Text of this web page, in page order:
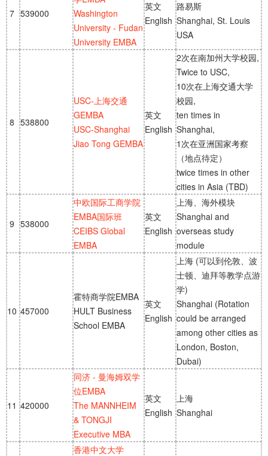
7 539000
Washington
University - Fudan
University EMBA
英文
English
路易斯
Shanghai, St. Louis
USA
8 538800
USC-上海交通
GEMBA
USC-Shanghai
Jiao Tong GEMBA
英文
English
2次在南加州大学校园,
Twice to USC,
10次在上海交通大学
校园,
ten times in
Shanghai,
1次在亚洲国家考察
（地点待定）
twice times in other
cities in Asia (TBD)
9 538000
中欧国际工商学院
EMBA国际班
CEIBS Global
EMBA
英文
English
上海、海外模块
Shanghai and
overseas study
module
10 457000
霍特商学院EMBA
HULT Business
School EMBA
英文
English
上海 (可以到伦敦、波
士顿、迪拜等教学点游
学)
Shanghai (Rotation
could be arranged
among other cities as
London, Boston,
Dubai)
11 420000
同济 - 曼海姆双学
位EMBA
The MANNHEIM
& TONGJI
Executive MBA
英文
English
上海
Shanghai
香港中文大学